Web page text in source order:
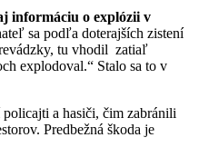
informáciu o explózii v
sa podľa doterajších zistení
tu vhodil zatiaľ
explodoval.“ Stalo sa to v
a hasiči, čim zabránili
Predbežná škoda je